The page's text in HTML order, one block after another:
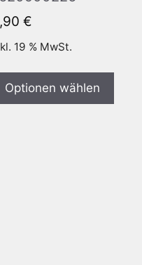
€
19 % MwSt.
Optionen wählen